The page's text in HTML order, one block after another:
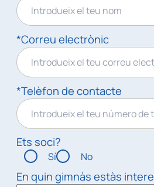
*Correu electrònic
*Telèfon de contacte
Ets soci?
Sí No
En quin gimnàs estàs